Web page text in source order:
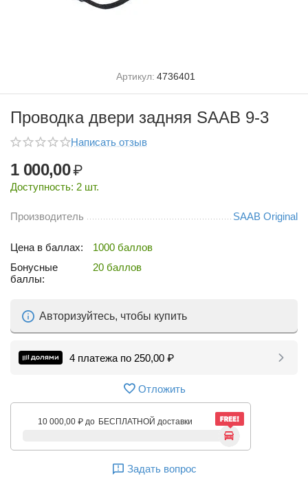
Артикул: 4736401
Проводка двери задняя SAAB 9-3
Написать отзыв
1 000,00₽
Доступность: 2 шт.
Производитель SAAB Original
Цена в баллах:
1000 баллов
Бонусные
баллы:
20 баллов
Авторизуйтесь, чтобы купить
4 платежа по 250,00 ₽
Отложить
10 000,00 ₽ до БЕСПЛАТНОЙ доставки
Задать вопрос